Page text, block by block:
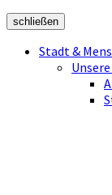
schließen
Stadt &